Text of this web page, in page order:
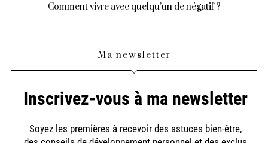
Comment vivre avec quelqu’un de négatif ?
Ma newsletter